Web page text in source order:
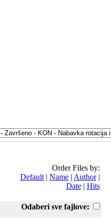
Order Files by:
Default| Name| Author|
Date| Hits
Odaberi sve fajlove: